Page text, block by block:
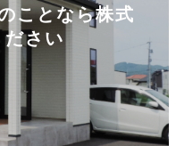
ことなら株式
さい